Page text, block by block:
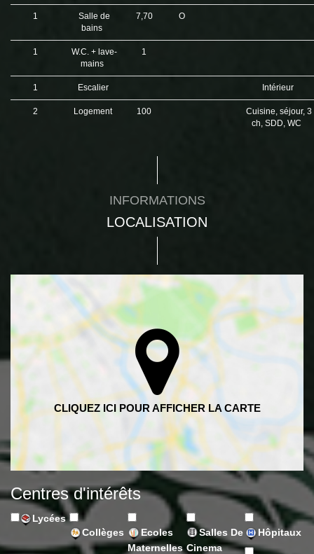
1
Salle de
bains
7,70 O
1
W.C. + lave-
mains
1
1 Escalier Intérieur
2 Logement 100
Cuisine, séjour, 3
ch, SDD, WC
INFORMATIONS
LOCALISATION
Centres d'intérêts
Lycées
Collèges
Ecoles
Maternelles
Salles De
Cinema
Hôpitaux